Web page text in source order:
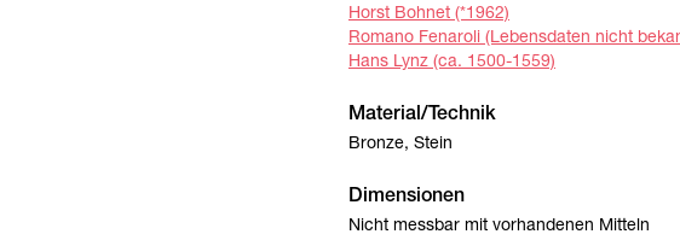
Horst Bohnet (*1962)
Romano Fenaroli (Lebensdaten nicht
Hans Lynz (ca. 1500-1559)
Material/Technik
Bronze, Stein
Dimensionen
Nicht messbar mit vorhandenen Mitteln